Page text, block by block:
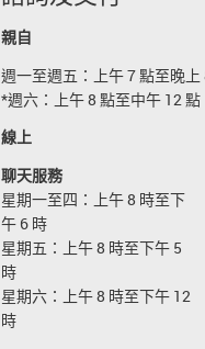
親自
週一至週五：上午 7 點至晚上
*週六：上午 8 點至中午 12 點
線上
聊天服務
星期一至四：上午 8 時至下
午 6 時
星期五：上午 8 時至下午 5
時
星期六：上午 8 時至下午 12
時